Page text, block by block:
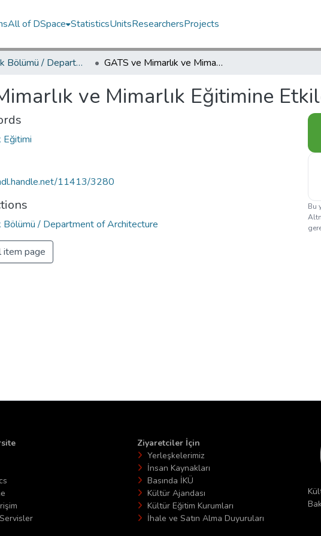
All of DSpace StatisticsUnitsResearchersProjects
Mimarlık Bölümü / Department of Architecture GATS ve Mimarlık ve Mimarlık Eğitimine Etkileri
ve Mimarlık Eğitimine
Eğitimi
11413/3280
Bölümü / Department of Architecture
item page
Bu
Ziyaretciler İçin
Yerleşkelerimiz
İnsan Kaynakları
Basında İKÜ
Kültür Ajandası
Kültür Eğitim Kurumları
İhale ve Satın Alma Duyuruları